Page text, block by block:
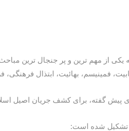
از مهم ترین و پر جنجال ترین
فمینیسم، بهائیت، ابتذال
پیش گفته، برای کشف جریان اصیل
تشکیل شده است: